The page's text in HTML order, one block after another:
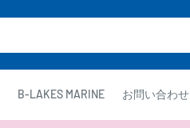
B-LAKES MARINE お問い合わせ